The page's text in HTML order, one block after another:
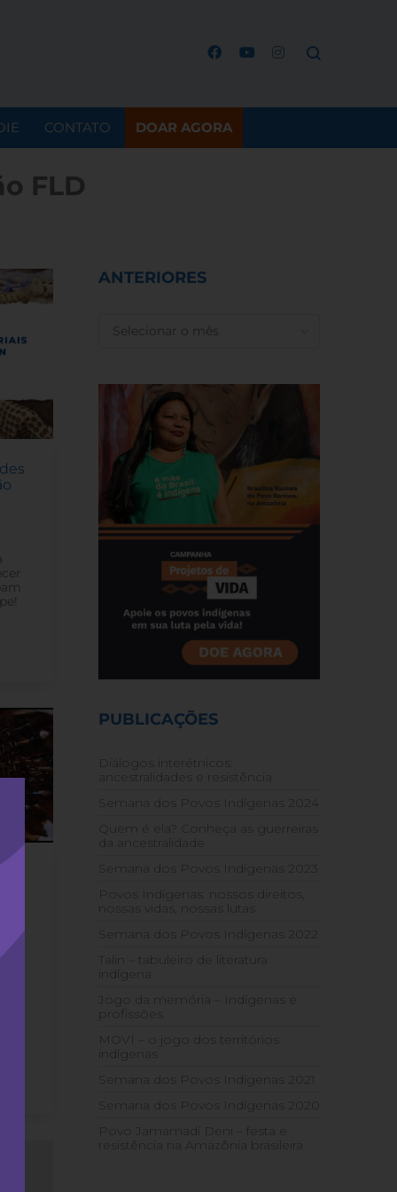
CONTATO DOAR AGORA
FLD
ANTERIORES
PUBLICAÇÕES
Diálogos interétnicos:
ancestralidades e resistência
Semana dos Povos Indígenas 2024
Quem é ela? Conheça as guerreiras
da ancestralidade
Semana dos Povos Indígenas 2023
Povos Indígenas: nossos direitos,
nossas vidas, nossas lutas
Semana dos Povos Indígenas 2022
Talin – tabuleiro de literatura
indígena
Jogo da memória – Indígenas e
profissões
MOVÍ – o jogo dos territórios
indígenas
Semana dos Povos Indígenas 2021
Semana dos Povos Indígenas 2020
Povo Jamamadi Deni – festa e
resistência na Amazônia brasileira